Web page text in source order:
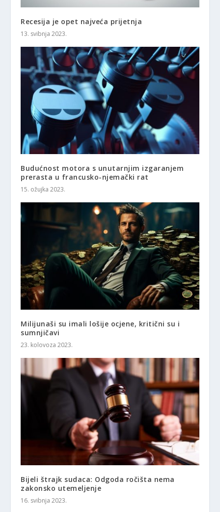
Recesija je opet najveća prijetnja
13. svibnja 2023.
Budućnost motora s unutarnjim izgaranjem
prerasta u francusko-njemački rat
15. ožujka 2023.
Milijunaši su imali lošije ocjene, kritični su i
sumnjičavi
23. kolovoza 2023.
Bijeli štrajk sudaca: Odgoda ročišta nema
zakonsko utemeljenje
16. svibnja 2023.